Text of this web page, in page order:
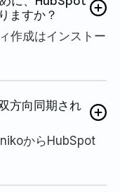
ますか？
作成はインストー
方向同期され
からHubSpot